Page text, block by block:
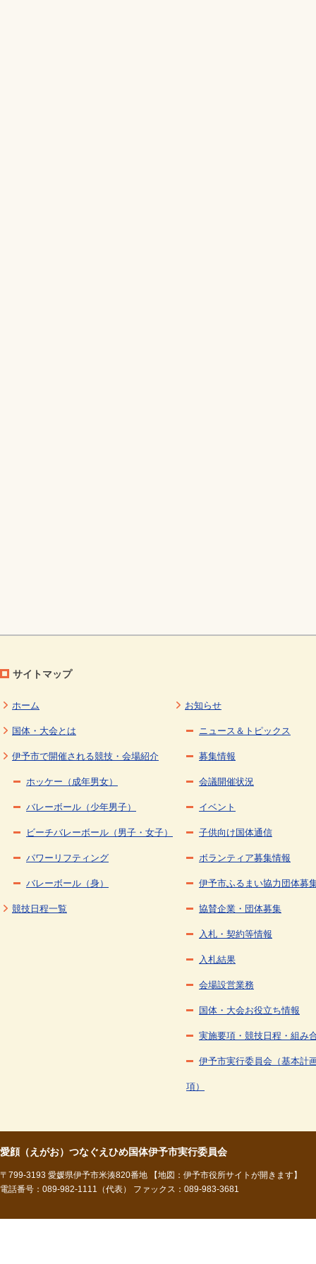
サイトマップ
ホーム
国体・大会とは
伊予市で開催される競技・会場紹介
ホッケー（成年男女）
バレーボール（少年男子）
ビーチバレーボール（男子・女子）
パワーリフティング
バレーボール（身）
競技日程一覧
お知らせ
ニュース＆トピックス
募集情報
会議開催状況
イベント
子供向け国体通信
ボランティア募集情報
伊予市ふるまい協力団体募
協賛企業・団体募集
入札・契約等情報
入札結果
会場設営業務
国体・大会お役立ち情報
実施要項・競技日程・組み
伊予市実行委員会（基本計
項）
愛顔（えがお）つなぐえひめ国体伊予市実行委員会
〒799-3193 愛媛県伊予市米湊820番地
【地図：伊予市役所サイトが開きます】
電話番号：089-982-1111（代表） ファックス：089-983-3681